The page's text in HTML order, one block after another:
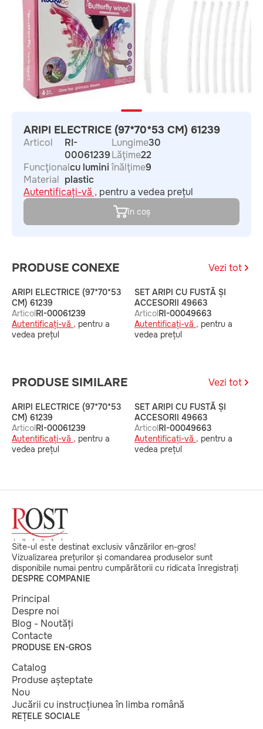
ARIPI ELECTRICE (97*70*53 CM) 61239
Articol
RI-
00061239
Funcţionalcu lumini
Material plastic
Lungime30
Lăţime22
înălţime9
Autentificați-vă , pentru a vedea prețul
în coș
PRODUSE CONEXE Vezi tot
ARIPI ELECTRICE (97*70*53
CM) 61239
ArticolRI-00061239
Autentificați-vă , pentru a
vedea prețul
SET ARIPI CU FUSTĂ ȘI
ACCESORII 49663
ArticolRI-00049663
Autentificați-vă , pentru a
vedea prețul
PRODUSE SIMILARE Vezi tot
ARIPI ELECTRICE (97*70*53
CM) 61239
ArticolRI-00061239
Autentificați-vă , pentru a
vedea prețul
SET ARIPI CU FUSTĂ ȘI
ACCESORII 49663
ArticolRI-00049663
Autentificați-vă , pentru a
vedea prețul
Site-ul este destinat exclusiv vânzărilor en-gros!
Vizualizarea prețurilor și comandarea produselor sunt
disponibile numai pentru cumpărătorii cu ridicata înregistrați
DESPRE COMPANIE
Principal
Despre noi
Blog - Noutăți
Contacte
PRODUSE EN-GROS
Catalog
Produse așteptate
Nou
Jucării cu instrucțiunea în limba română
REȚELE SOCIALE